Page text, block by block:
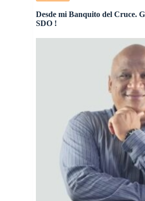
Desde mi Banquito del Cruce.
SDO !